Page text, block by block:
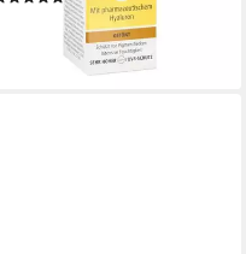
(473,80 €/ 1 l)
lieferbar - in 3-4 Werktagen bei dir